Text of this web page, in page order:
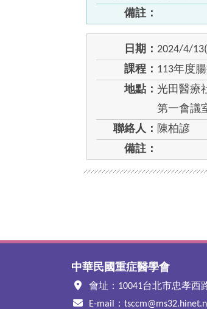
備註：
日期： 2024/4/
課程： 113年度
地點： 光田醫療
第一會議
聯絡人： 陳柏諺
備註：
中華民國重症醫學會
會址：10041台北市忠孝西
E-mail：